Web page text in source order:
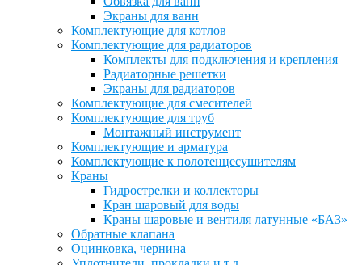
Экраны для ванн
Комплектующие для котлов
Комплектующие для радиаторов
Комплекты для подключения и крепления
Радиаторные решетки
Экраны для радиаторов
Комплектующие для смесителей
Комплектующие для труб
Монтажный инструмент
Комплектующие и арматура
Комплектующие к полотенцесушителям
Краны
Гидрострелки и коллекторы
Кран шаровый для воды
Краны шаровые и вентиля латунные «БАЗ»
Обратные клапана
Оцинковка, чернина